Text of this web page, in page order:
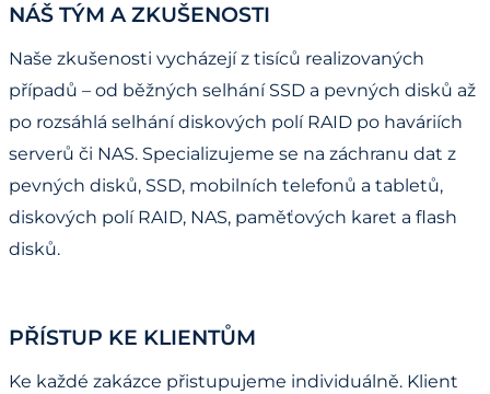
NÁŠ TÝM A ZKUŠENOSTI
Naše zkušenosti vycházejí z tisíců realizovaných
případů – od běžných selhání SSD a pevných disků až
po rozsáhlá selhání diskových polí RAID po haváriích
serverů či NAS. Specializujeme se na záchranu dat z
pevných disků, SSD, mobilních telefonů a tabletů,
diskových polí RAID, NAS, paměťových karet a flash
disků.
PŘÍSTUP KE KLIENTŮM
Ke každé zakázce přistupujeme individuálně. Klient